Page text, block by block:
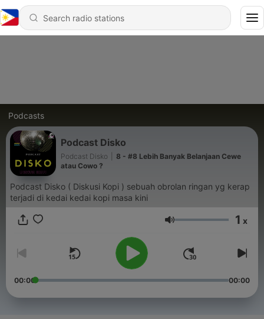
Podcasts
Podcast Disko
Podcast Disko
8 - #8 Lebih Banyak Belanjaan Cewe
atau Cowo ?
Podcast Disko ( Diskusi Kopi ) sebuah obrolan ringan yg kerap
terjadi di kedai kedai kopi masa kini
Volume 1 x
00:00 00:00